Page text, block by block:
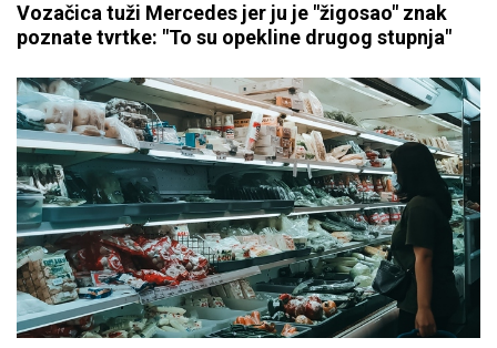
Vozačica tuži Mercedes jer ju je "žigosao" znak
poznate tvrtke: "To su opekline drugog stupnja"